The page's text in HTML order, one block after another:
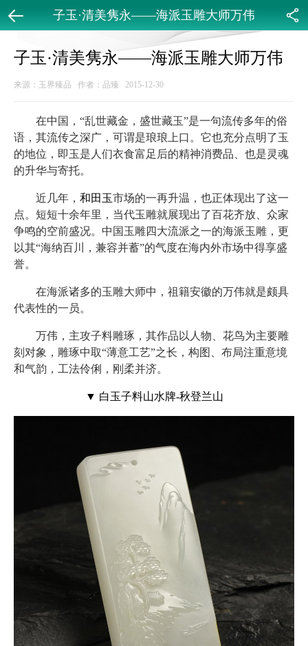
子玉·清美隽永——海派玉雕大师万伟
子玉·清美隽永——海派玉雕大师万伟
来源：玉界臻品 作者：品臻 2015-12-30
在中国，“乱世藏金，盛世藏玉”是一句流传多年的俗
语，其流传之深广，可谓是琅琅上口。它也充分点明了玉
的地位，即玉是人们衣食富足后的精神消费品、也是灵魂
的升华与寄托。
近几年， 和田玉市场的一再升温，也正体现出了这一
点。短短十余年里，当代玉雕就展现出了百花齐放、众家
争鸣的空前盛况。中国玉雕四大流派之一的海派玉雕，更
以其“海纳百川，兼容并蓄”的气度在海内外市场中得享盛
誉。
在海派诸多的玉雕大师中，祖籍安徽的万伟就是颇具
代表性的一员。
万伟，主攻子料雕琢，其作品以人物、花鸟为主要雕
刻对象，雕琢中取“薄意工艺”之长，构图、布局注重意境
和气韵，工法伶俐，刚柔并济。
▼ 白玉子料山水牌-秋登兰山